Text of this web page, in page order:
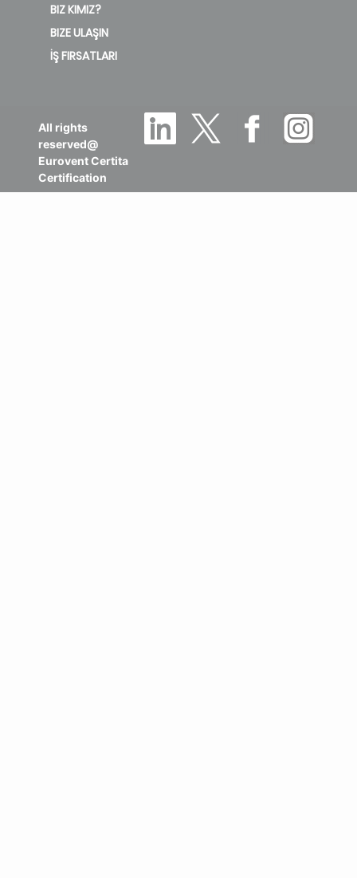
BIZ KIMIZ?
BIZE ULAŞIN
İŞ FIRSATLARI
All rights
reserved@
Eurovent Certita
Certification